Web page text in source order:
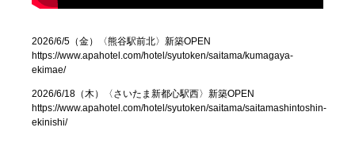
2026/6/5（金）〈熊谷駅前北〉新築OPEN
https://www.apahotel.com/hotel/syutoken/saitama/kumagaya-
ekimae/
2026/6/18（木）〈さいたま新都心駅西〉新築OPEN
https://www.apahotel.com/hotel/syutoken/saitama/saitamashintoshin-
ekinishi/